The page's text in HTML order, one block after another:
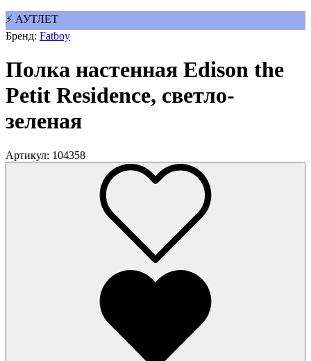
⚡ АУТЛЕТ
Бренд: Fatboy
Полка настенная Edison the
Petit Residence, светло-
зеленая
Артикул: 104358